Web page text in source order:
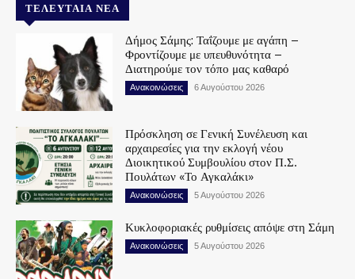
ΤΕΛΕΥΤΑΊΑ ΝΈΑ
Δήμος Σάμης: Ταΐζουμε με αγάπη –
Φροντίζουμε με υπευθυνότητα –
Διατηρούμε τον τόπο μας καθαρό
Ανακοινώσεις 6 Αυγούστου 2026
Πρόσκληση σε Γενική Συνέλευση και
αρχαιρεσίες για την εκλογή νέου
Διοικητικού Συμβουλίου στον Π.Σ.
Πουλάτων «Το Αγκαλάκι»
Ανακοινώσεις 5 Αυγούστου 2026
Κυκλοφοριακές ρυθμίσεις απόψε στη Σάμη
Ανακοινώσεις 5 Αυγούστου 2026